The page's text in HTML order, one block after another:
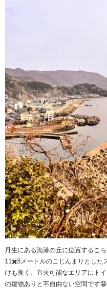
丹生にある漁港の丘に位置するこ
11✖️8メートルのこじんまりとした
けも良く、直火可能なエリアにト
の建物ありと不自由ない空間です😁